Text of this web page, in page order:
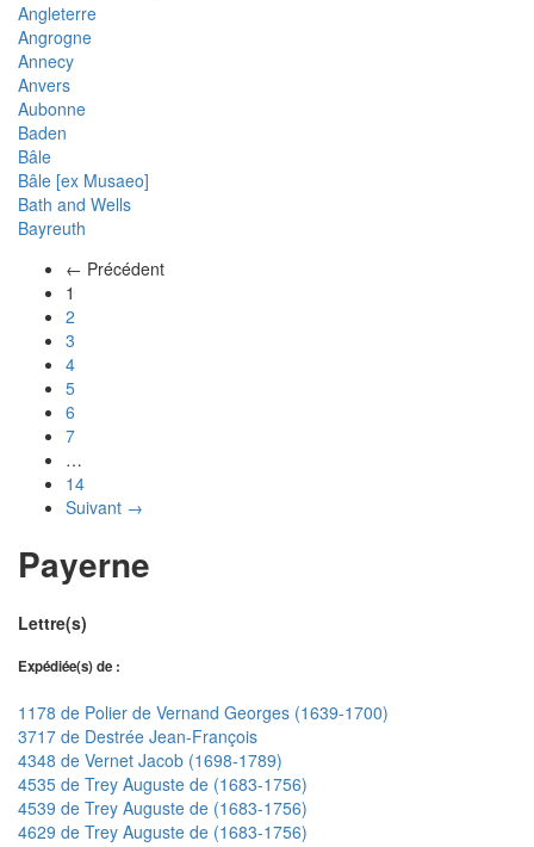
Angleterre
Angrogne
Annecy
Anvers
Aubonne
Baden
Bâle
Bâle [ex Musaeo]
Bath and Wells
Bayreuth
← Précédent
1
2
3
4
5
6
7
…
14
Suivant →
Payerne
Lettre(s)
Expédiée(s) de :
1178 de Polier de Vernand Georges (1639-1700)
3717 de Destrée Jean-François
4348 de Vernet Jacob (1698-1789)
4535 de Trey Auguste de (1683-1756)
4539 de Trey Auguste de (1683-1756)
4629 de Trey Auguste de (1683-1756)